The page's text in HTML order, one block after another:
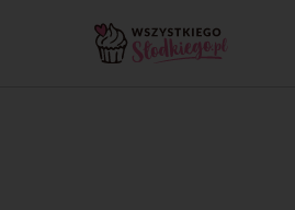
Strona główna Okazje